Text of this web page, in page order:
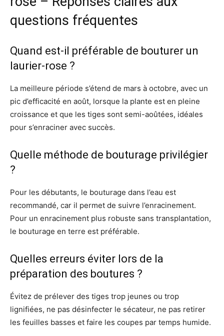
questions fréquentes
Quand est-il préférable de bouturer un
laurier-rose ?
La meilleure période s’étend de mars à octobre, avec un
pic d’efficacité en août, lorsque la plante est en pleine
croissance et que les tiges sont semi-aoûtées, idéales
pour s’enraciner avec succès.
Quelle méthode de bouturage privilégier
?
Pour les débutants, le bouturage dans l’eau est
recommandé, car il permet de suivre l’enracinement.
Pour un enracinement plus robuste sans transplantation,
le bouturage en terre est préférable.
Quelles erreurs éviter lors de la
préparation des boutures ?
Évitez de prélever des tiges trop jeunes ou trop
lignifiées, ne pas désinfecter le sécateur, ne pas retirer
les feuilles basses et faire les coupes par temps humide.